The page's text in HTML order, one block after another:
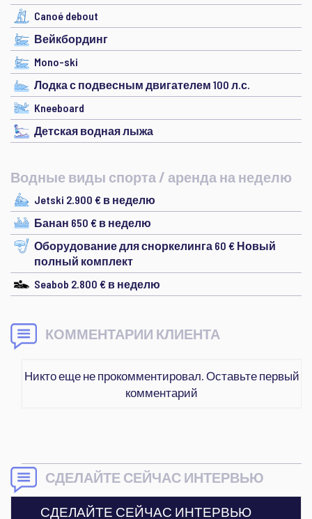
Canoé debout
Вейкбординг
Mono-ski
Лодка с подвесным двигателем 100 л.с.
Kneeboard
Детская водная лыжа
Водные виды спорта / аренда на неделю
Jetski 2.900 € в неделю
Банан 650 € в неделю
Оборудование для сноркелинга 60 € Новый
полный комплект
Seabob 2.800 € в неделю
КОММЕНТАРИИ КЛИЕНТА
Никто еще не прокомментировал. Оставьте первый
комментарий
СДЕЛАЙТЕ СЕЙЧАС ИНТЕРВЬЮ
СДЕЛАЙТЕ СЕЙЧАС ИНТЕРВЬЮ